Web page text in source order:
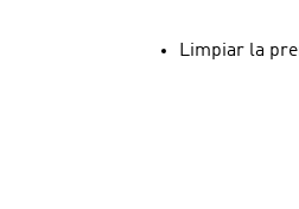
Limpiar la